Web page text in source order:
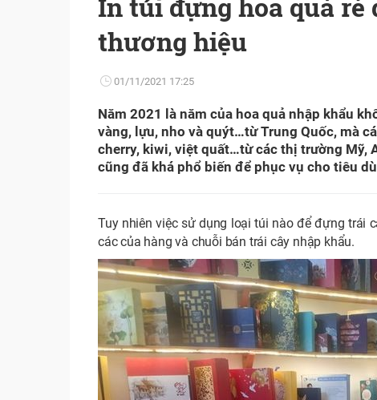
thương hiệu
01/11/2021 17:25
Năm 2021 là năm của hoa quả nhập khẩu
vàng, lựu, nho và quýt…từ Trung Quốc, mà
cherry, kiwi, việt quất…từ các thị trường Mỹ,
cũng đã khá phổ biến để phục vụ cho tiêu
Tuy nhiên việc sử dụng loại túi nào để đựng trái
các của hàng và chuỗi bán trái cây nhập khẩu.